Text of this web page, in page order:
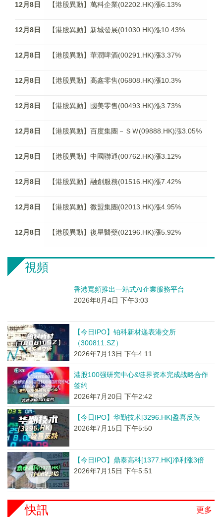
12月8日 【港股異動】萬科企業(02202.HK)漲6.13%
12月8日 【港股異動】新城發展(01030.HK)漲10.43%
12月8日 【港股異動】華潤啤酒(00291.HK)漲3.37%
12月8日 【港股異動】高鑫零售(06808.HK)漲10.3%
12月8日 【港股異動】國美零售(00493.HK)漲3.73%
12月8日 【港股異動】百度集團－ＳＷ(09888.HK)漲3.05%
12月8日 【港股異動】中國聯通(00762.HK)漲3.12%
12月8日 【港股異動】融創服務(01516.HK)漲7.42%
12月8日 【港股異動】微盟集團(02013.HK)漲4.95%
12月8日 【港股異動】復星醫藥(02196.HK)漲5.92%
視頻
香港寬頻推出一站式AI企業服務平台
2026年8月4日 下午3:03
【今日IPO】铂科新材递表港交所
（300811.SZ）
2026年7月13日 下午4:11
港股100强研究中心&链界资本完成战略合作
签约
2026年7月20日 下午2:42
【今日IPO】华勤技术[3296.HK]盈喜反跌
2026年7月15日 下午5:50
【今日IPO】鼎泰高科[1377.HK]净利涨3倍
2026年7月15日 下午5:51
更多
快訊